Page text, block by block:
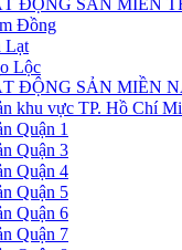
ĐỘNG SẢN MIỀN
Đồng
Lạt
Lộc
ĐỘNG SẢN MIỀN
khu vực TP. Hồ Chí
Quận 1
Quận 3
Quận 4
Quận 5
Quận 6
Quận 7